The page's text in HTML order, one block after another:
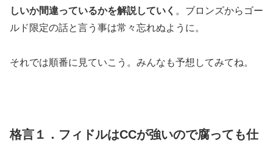
しいか間違っているかを解説していく 。ブロンズからゴー
ルド限定の話と言う事は常々忘れぬように。
それでは順番に見ていこう。みんなも予想してみてね。
格言１．フィドルはCCが強いので腐っても仕